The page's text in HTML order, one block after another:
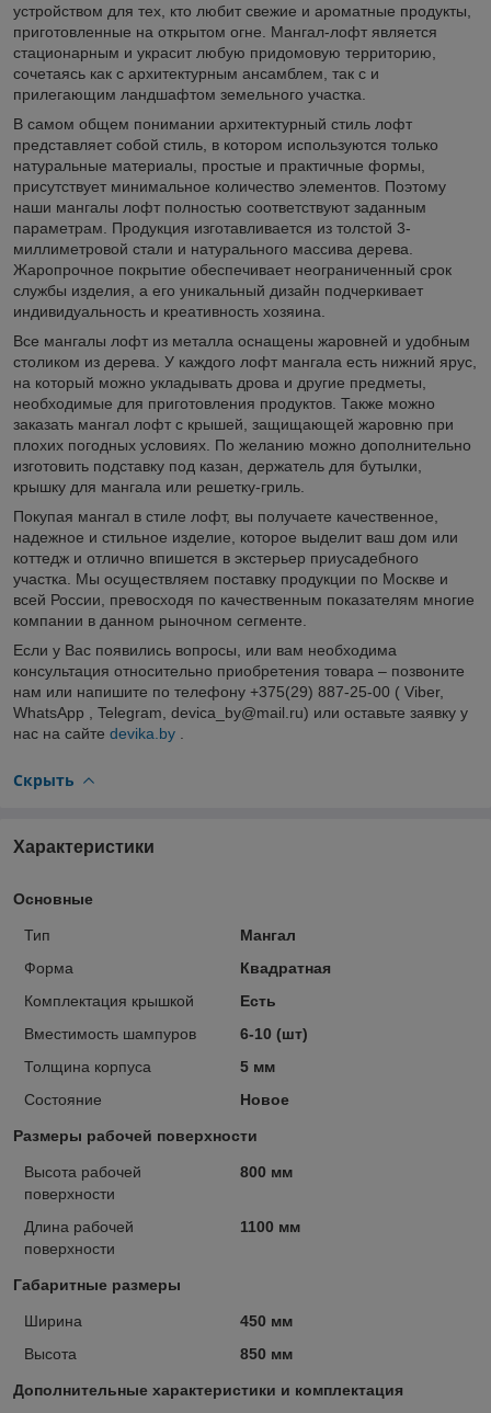
устройством для тех, кто любит свежие и ароматные продукты,
приготовленные на открытом огне. Мангал-лофт является
стационарным и украсит любую придомовую территорию,
сочетаясь как с архитектурным ансамблем, так с и
прилегающим ландшафтом земельного участка.
В самом общем понимании архитектурный стиль лофт
представляет собой стиль, в котором используются только
натуральные материалы, простые и практичные формы,
присутствует минимальное количество элементов. Поэтому
наши мангалы лофт полностью соответствуют заданным
параметрам. Продукция изготавливается из толстой 3-
миллиметровой стали и натурального массива дерева.
Жаропрочное покрытие обеспечивает неограниченный срок
службы изделия, а его уникальный дизайн подчеркивает
индивидуальность и креативность хозяина.
Все мангалы лофт из металла оснащены жаровней и удобным
столиком из дерева. У каждого лофт мангала есть нижний ярус,
на который можно укладывать дрова и другие предметы,
необходимые для приготовления продуктов. Также можно
заказать мангал лофт с крышей, защищающей жаровню при
плохих погодных условиях. По желанию можно дополнительно
изготовить подставку под казан, держатель для бутылки,
крышку для мангала или решетку-гриль.
Покупая мангал в стиле лофт, вы получаете качественное,
надежное и стильное изделие, которое выделит ваш дом или
коттедж и отлично впишется в экстерьер приусадебного
участка. Мы осуществляем поставку продукции по Москве и
всей России, превосходя по качественным показателям многие
компании в данном рыночном сегменте.
Если у Вас появились вопросы, или вам необходима
консультация относительно приобретения товара – позвоните
нам или напишите по телефону +375(29) 887-25-00 ( Viber,
WhatsApp , Telegram, devica_by@mail.ru) или оставьте заявку у
нас на сайте devika.by
Скрыть
Характеристики
Основные
Тип
Мангал
Форма
Квадратная
Комплектация крышкой
Есть
Вместимость шампуров
6-10 (шт)
Толщина корпуса
5 мм
Состояние
Новое
Размеры рабочей поверхности
Высота рабочей
поверхности
800 мм
Длина рабочей
поверхности
1100 мм
Габаритные размеры
Ширина
450 мм
Высота
850 мм
Дополнительные характеристики и комплектация